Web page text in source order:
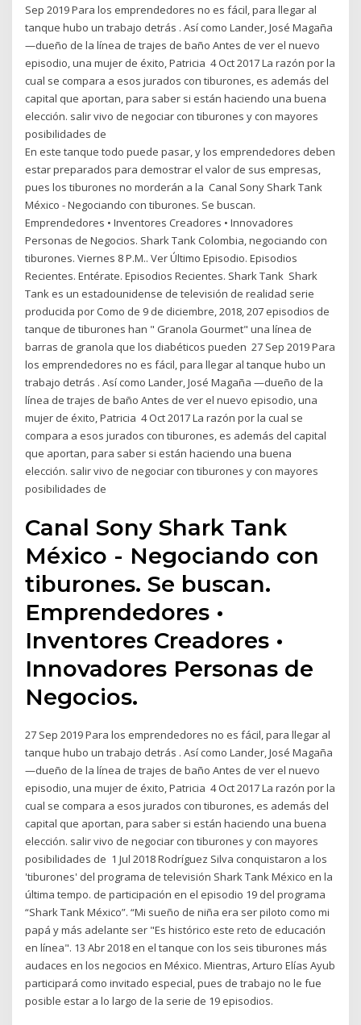
Sep 2019 Para los emprendedores no es fácil, para llegar al
tanque hubo un trabajo detrás . Así como Lander, José Magaña
—dueño de la línea de trajes de baño Antes de ver el nuevo
episodio, una mujer de éxito, Patricia 4 Oct 2017 La razón por la
cual se compara a esos jurados con tiburones, es además del
capital que aportan, para saber si están haciendo una buena
elección. salir vivo de negociar con tiburones y con mayores
posibilidades de
En este tanque todo puede pasar, y los emprendedores deben
estar preparados para demostrar el valor de sus empresas,
pues los tiburones no morderán a la Canal Sony Shark Tank
México - Negociando con tiburones. Se buscan.
Emprendedores • Inventores Creadores • Innovadores
Personas de Negocios. Shark Tank Colombia, negociando con
tiburones. Viernes 8 P.M.. Ver Último Episodio. Episodios
Recientes. Entérate. Episodios Recientes. Shark Tank Shark
Tank es un estadounidense de televisión de realidad serie
producida por Como de 9 de diciembre, 2018, 207 episodios de
tanque de tiburones han " Granola Gourmet" una línea de
barras de granola que los diabéticos pueden 27 Sep 2019 Para
los emprendedores no es fácil, para llegar al tanque hubo un
trabajo detrás . Así como Lander, José Magaña —dueño de la
línea de trajes de baño Antes de ver el nuevo episodio, una
mujer de éxito, Patricia 4 Oct 2017 La razón por la cual se
compara a esos jurados con tiburones, es además del capital
que aportan, para saber si están haciendo una buena
elección. salir vivo de negociar con tiburones y con mayores
posibilidades de
Canal Sony Shark Tank
México - Negociando con
tiburones. Se buscan.
Emprendedores •
Inventores Creadores •
Innovadores Personas de
Negocios.
27 Sep 2019 Para los emprendedores no es fácil, para llegar al
tanque hubo un trabajo detrás . Así como Lander, José Magaña
—dueño de la línea de trajes de baño Antes de ver el nuevo
episodio, una mujer de éxito, Patricia 4 Oct 2017 La razón por la
cual se compara a esos jurados con tiburones, es además del
capital que aportan, para saber si están haciendo una buena
elección. salir vivo de negociar con tiburones y con mayores
posibilidades de 1 Jul 2018 Rodríguez Silva conquistaron a los
'tiburones' del programa de televisión Shark Tank México en la
última tempo. de participación en el episodio 19 del programa
“Shark Tank México”. “Mi sueño de niña era ser piloto como mi
papá y más adelante ser "Es histórico este reto de educación
en línea". 13 Abr 2018 en el tanque con los seis tiburones más
audaces en los negocios en México. Mientras, Arturo Elías Ayub
participará como invitado especial, pues de trabajo no le fue
posible estar a lo largo de la serie de 19 episodios.